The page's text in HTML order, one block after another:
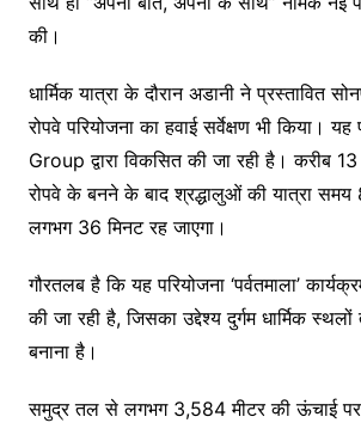
की।
धार्मिक यात्रा के दौरान अडानी ने प्रस्तावित
रोपवे परियोजना का हवाई सर्वेक्षण भी किया। यह
Group द्वारा विकसित की जा रही है। करीब
रोपवे के बनने के बाद श्रद्धालुओं की यात्रा
लगभग 36 मिनट रह जाएगा।
गौरतलब है कि यह परियोजना ‘पर्वतमाला’
की जा रही है, जिसका उद्देश्य दुर्गम धार्मिक
बनाना है।
समुद्र तल से लगभग 3,584 मीटर की ऊंचाई